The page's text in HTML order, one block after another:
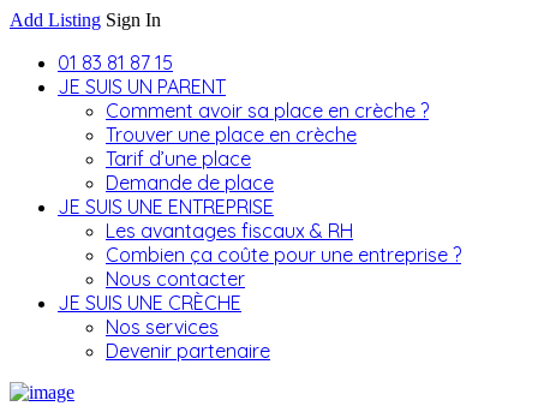
Add Listing Sign In
01 83 81 87 15
JE SUIS UN PARENT
Comment avoir sa place en crèche ?
Trouver une place en crèche
Tarif d’une place
Demande de place
JE SUIS UNE ENTREPRISE
Les avantages fiscaux & RH
Combien ça coûte pour une entreprise ?
Nous contacter
JE SUIS UNE CRÈCHE
Nos services
Devenir partenaire